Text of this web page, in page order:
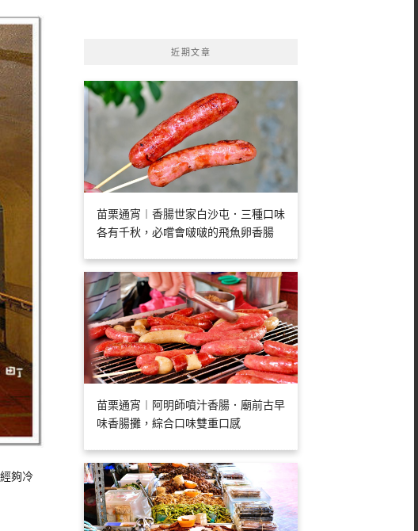
夠冷
近期文章
苗栗通宵︱香腸世家白沙屯．三種口味
各有千秋，必嚐會啵啵的飛魚卵香腸
苗栗通宵︱阿明師噴汁香腸．廟前古早
味香腸攤，綜合口味雙重口感